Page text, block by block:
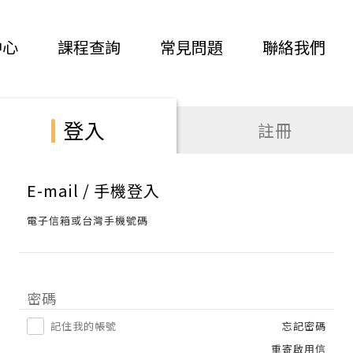
課程查詢 常見問題 聯絡我們
登入 註冊
E-mail / 手機登入
電子信箱或台灣手機號碼
密碼
記住我的帳號
忘記密碼
重寄啟用信